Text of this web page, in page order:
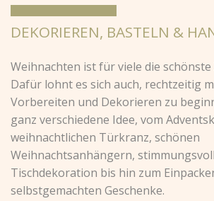
DEKORIEREN, BASTELN &
Weihnachten ist für viele die schönste
Dafür lohnt es sich auch, rechtzeitig
Vorbereiten und Dekorieren zu
ganz verschiedene Idee, vom
weihnachtlichen Türkranz, schönen
Weihnachtsanhängern,
Tischdekoration bis hin zum
selbstgemachten Geschenke.